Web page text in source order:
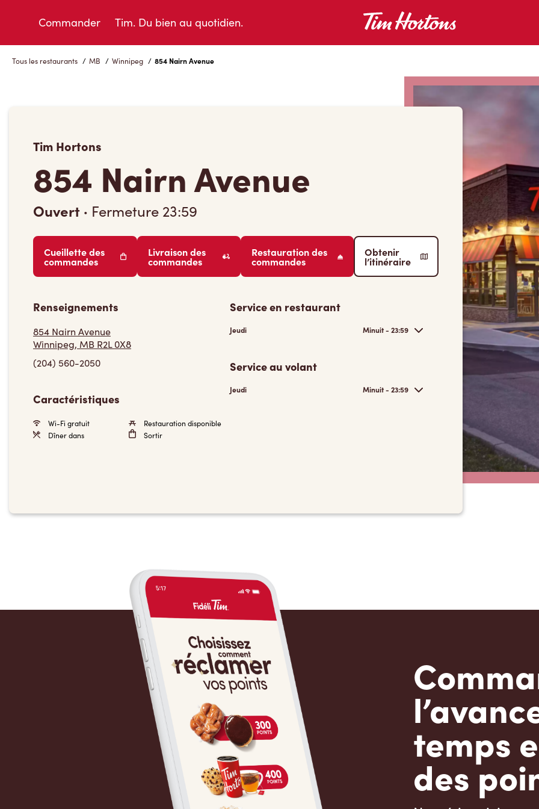
Commander Tim. Du bien au quotidien.
Tous les restaurants / MB / Winnipeg / 854 Nairn Avenue
Tim Hortons
854 Nairn Avenue
Ouvert · Fermeture 23:59
Cueillette des
commandes
Livraison des
commandes
Restauration des
commandes
Obtenir
l’itinéraire
Renseignements
854 Nairn Avenue
Winnipeg, MB R2L 0X8
(204) 560-2050
Caractéristiques
Wi-Fi gratuit
Restauration disponible
Dîner dans
Sortir
Service en restaurant
Jeudi Minuit - 23:59
Service au volant
Jeudi Minuit - 23:59
temps
des